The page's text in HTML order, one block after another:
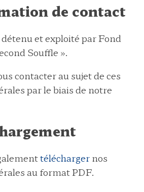
de contact
et exploité par Fond
Souffle ».
contacter au sujet de ces
par le biais de notre
téléchargernos
au format PDF.